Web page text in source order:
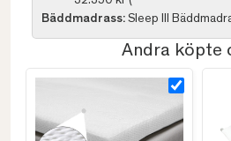
Bäddmadrass: Sleep III
Andra köpte